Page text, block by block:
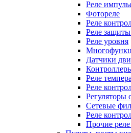
Реле
Фотореле
Реле
Реле защиты
Реле уровня
Датчики
Реле
Реле
Регуляторы
Сетевые
Реле
Прочие